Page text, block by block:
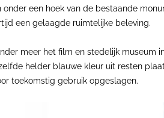
een hoek van de bestaande
een gelaagde ruimtelijke beleving.
meer het film en stedelijk museum
helder blauwe kleur uit resten
toekomstig gebruik opgeslagen.